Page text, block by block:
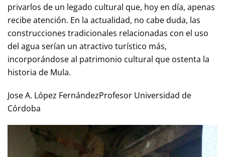
privarlos de un legado cultural que, hoy en día, apenas
recibe atención. En la actualidad, no cabe duda, las
construcciones tradicionales relacionadas con el uso
del agua serían un atractivo turístico más,
incorporándose al patrimonio cultural que ostenta la
historia de Mula.
Jose A. López FernándezProfesor Universidad de
Córdoba